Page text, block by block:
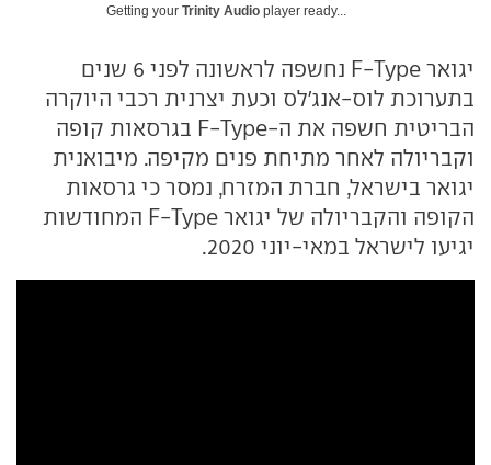
Getting your Trinity Audio player ready...
יגואר F-Type נחשפה לראשונה לפני 6 שנים
בתערוכת לוס-אנג'לס וכעת יצרנית רכבי היוקרה
הבריטית חשפה את ה-F-Type בגרסאות קופה
וקבריולה לאחר מתיחת פנים מקיפה. מיבואנית
יגואר בישראל, חברת המזרח, נמסר כי גרסאות
הקופה והקבריולה של יגואר F-Type המחודשות
יגיעו לישראל במאי-יוני 2020.